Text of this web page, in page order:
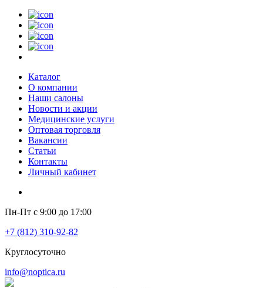
Каталог
О компании
Наши салоны
Новости и акции
Медицинские услуги
Оптовая торговля
Вакансии
Статьи
Контакты
Личный кабинет
Пн-Пт с 9:00 до 17:00
+7 (812) 310-92-82
Круглосуточно
info@noptica.ru